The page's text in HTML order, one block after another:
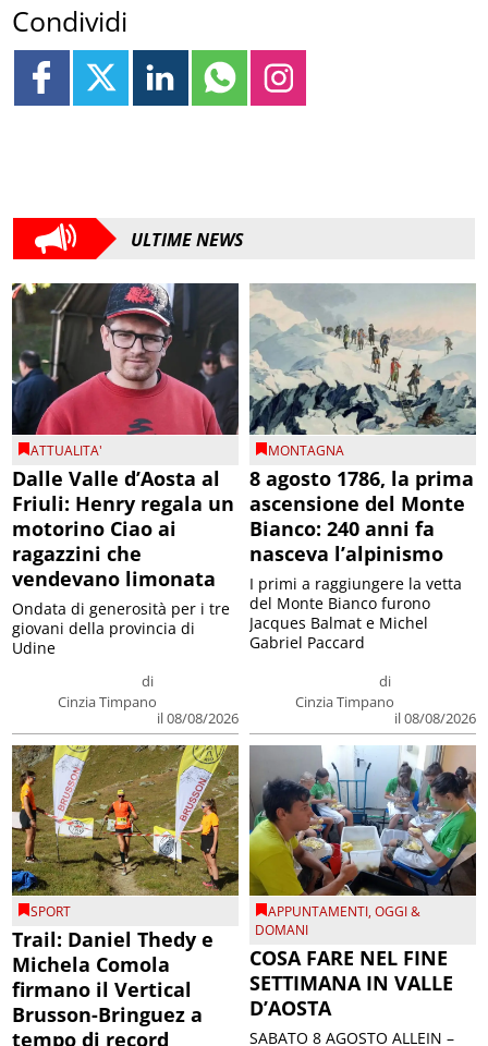
Condividi
ULTIME NEWS
ATTUALITA'
Dalle Valle d’Aosta al
Friuli: Henry regala un
motorino Ciao ai
ragazzini che
vendevano limonata
di
Cinzia Timpano
il 08/08/2026
Ondata di generosità per i tre
giovani della provincia di
Udine
MONTAGNA
8 agosto 1786, la prima
ascensione del Monte
Bianco: 240 anni fa
nasceva l’alpinismo
di
Cinzia Timpano
il 08/08/2026
I primi a raggiungere la vetta
del Monte Bianco furono
Jacques Balmat e Michel
Gabriel Paccard
SPORT
Trail: Daniel Thedy e
Michela Comola
firmano il Vertical
Brusson-Bringuez a
tempo di record
APPUNTAMENTI,OGGI &
DOMANI
COSA FARE NEL FINE
SETTIMANA IN VALLE
D’AOSTA
SABATO 8 AGOSTO ALLEIN –